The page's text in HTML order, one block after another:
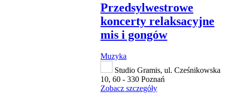
Przedsylwestrowe
koncerty relaksacyjne
mis i gongów
Muzyka
Studio Gramis, ul. Cześnikowska
10, 60 - 330 Poznań
Zobacz szczegóły